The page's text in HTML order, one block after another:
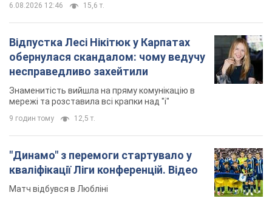
6.08.2026 12:46 15,6 т.
Відпустка Лесі Нікітюк у Карпатах
обернулася скандалом: чому ведучу
несправедливо захейтили
Знаменитість вийшла на пряму комунікацію в
мережі та розставила всі крапки над "і"
9 годин тому 12,5 т.
"Динамо" з перемоги стартувало у
кваліфікації Ліги конференцій. Відео
Матч відбувся в Любліні